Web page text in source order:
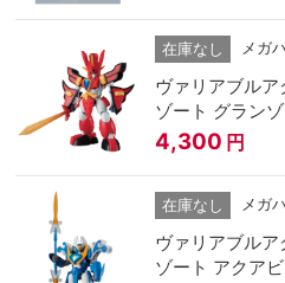
在庫なし メガ
ヴァリアブル
ゾート グラン
4,300 円
在庫なし メガ
ヴァリアブル
ゾート アクア